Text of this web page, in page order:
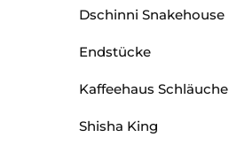
Dschinni Snakehouse
Endstücke
Kaffeehaus Schläuche
Shisha King